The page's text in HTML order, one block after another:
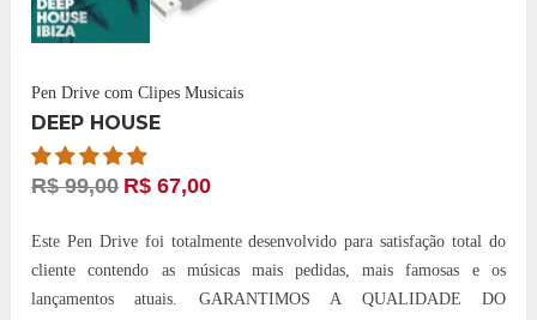
Pen Drive com Clipes Musicais
DEEP HOUSE
R$99,00 R$ 67,00
Este Pen Drive foi totalmente desenvolvido para satisfação total do
cliente contendo as músicas mais pedidas, mais famosas e os
lançamentos atuais. GARANTIMOS A QUALIDADE DO